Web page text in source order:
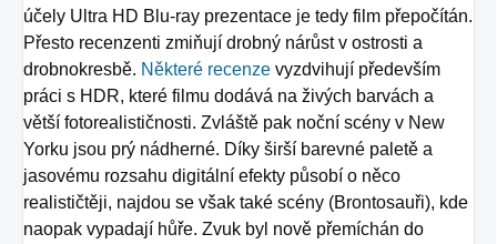
účely Ultra HD Blu-ray prezentace je tedy film přepočítán.
Přesto recenzenti zmiňují drobný nárůst v ostrosti a
drobnokresbě. Některé recenze vyzdvihují především
práci s HDR, které filmu dodává na živých barvách a
větší fotorealističnosti. Zvláště pak noční scény v New
Yorku jsou prý nádherné. Díky širší barevné paletě a
jasovému rozsahu digitální efekty působí o něco
realističtěji, najdou se však také scény (Brontosauři), kde
naopak vypadají hůře. Zvuk byl nově přemíchán do